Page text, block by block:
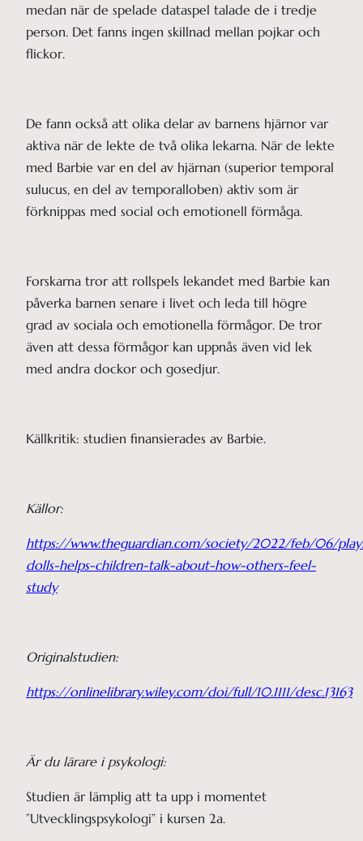
medan när de spelade dataspel talade de i tredje
person. Det fanns ingen skillnad mellan pojkar och
flickor.
De fann också att olika delar av barnens hjärnor var
aktiva när de lekte de två olika lekarna. När de lekte
med Barbie var en del av hjärnan (superior temporal
sulucus, en del av temporalloben) aktiv som är
förknippas med social och emotionell förmåga.
Forskarna tror att rollspels lekandet med Barbie kan
påverka barnen senare i livet och leda till högre
grad av sociala och emotionella förmågor. De tror
även att dessa förmågor kan uppnås även vid lek
med andra dockor och gosedjur.
Källkritik: studien finansierades av Barbie.
Källor:
https://www.theguardian.com/society/2022/feb/06/
dolls-helps-children-talk-about-how-others-feel-
study
Originalstudien:
https://onlinelibrary.wiley.com/doi/full/10.1111/desc.13163
Är du lärare i psykologi:
Studien är lämplig att ta upp i momentet
”Utvecklingspsykologi” i kursen 2a.